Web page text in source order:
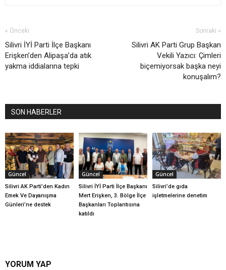
« Önceki
Silivri İYİ Parti İlçe Başkanı
Erişken’den Alipaşa’da atık
yakma iddialarına tepki
Sonraki »
Silivri AK Parti Grup Başkan
Vekili Yazıcı: Çimleri
biçemiyorsak başka neyi
konuşalım?
SON HABERLER
Güncel
Silivri AK Parti’den Kadın
Emek Ve Dayanışma
Günleri’ne destek
Güncel
Silivri İYİ Parti İlçe Başkanı
Mert Erişken, 3. Bölge İlçe
Başkanları Toplantısına
katıldı
Güncel
Silivri’de gıda
işletmelerine denetim
YORUM YAP